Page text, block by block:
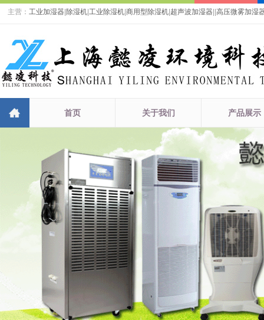
主营： 工业加湿器 除湿机 工业除湿机 商用型除湿机 超声波加湿器 高压微雾加湿
首页 关于我们 产品展示